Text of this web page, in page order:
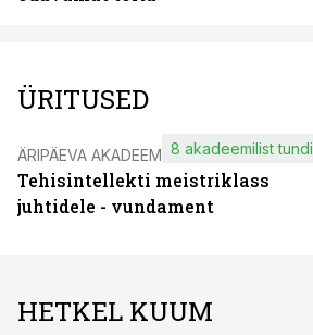
ÜRITUSED
ÄRIPÄEVA AKADEEMIA
Tehisintellekti meistriklass
juhtidele - vundament
8 akadeemilist tundi
HETKEL KUUM